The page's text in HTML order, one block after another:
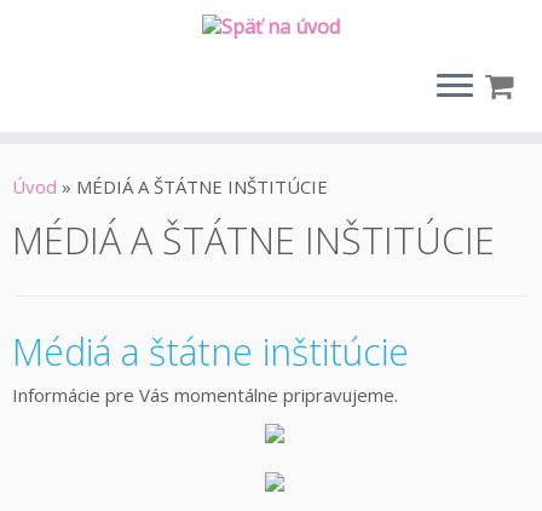
Úvod » MÉDIÁ A ŠTÁTNE INŠTITÚCIE
MÉDIÁ A ŠTÁTNE INŠTITÚCIE
Médiá a štátne inštitúcie
Informácie pre Vás momentálne pripravujeme.